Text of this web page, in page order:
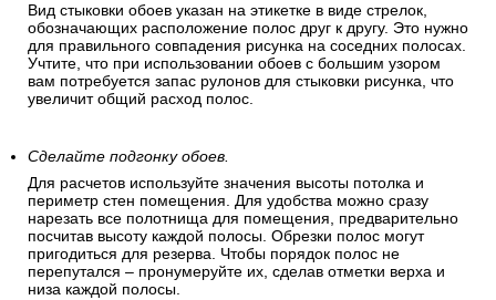
Вид стыковки обоев указан на этикетке в виде стрелок,
обозначающих расположение полос друг к другу. Это нужно
для правильного совпадения рисунка на соседних полосах.
Учтите, что при использовании обоев с большим узором
вам потребуется запас рулонов для стыковки рисунка, что
увеличит общий расход полос.
Сделайте подгонку обоев.
Для расчетов используйте значения высоты потолка и
периметр стен помещения. Для удобства можно сразу
нарезать все полотнища для помещения, предварительно
посчитав высоту каждой полосы. Обрезки полос могут
пригодиться для резерва. Чтобы порядок полос не
перепутался – пронумеруйте их, сделав отметки верха и
низа каждой полосы.